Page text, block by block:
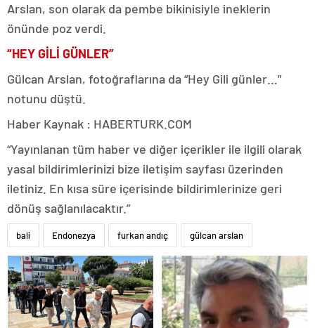
Arslan, son olarak da pembe bikinisiyle ineklerin
önünde poz verdi.
“HEY GİLİ GÜNLER”
Gülcan Arslan, fotoğraflarına da “Hey Gili günler…”
notunu düştü.
Haber Kaynak : HABERTURK.COM
“Yayınlanan tüm haber ve diğer içerikler ile ilgili olarak
yasal bildirimlerinizi bize iletişim sayfası üzerinden
iletiniz. En kısa süre içerisinde bildirimlerinize geri
dönüş sağlanılacaktır.”
bali Endonezya furkan andıç gülcan arslan